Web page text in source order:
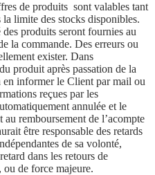
de produits sont valables tant
limite des stocks disponibles.
produits seront fournies au
la commande. Des erreurs ou
exister. Dans
produit après passation de la
en informer le Client par mail ou
reçues par les
annulée et le
remboursement de l’acompte
être responsable des retards
de sa volonté,
dans les retours de
ou de force majeure.